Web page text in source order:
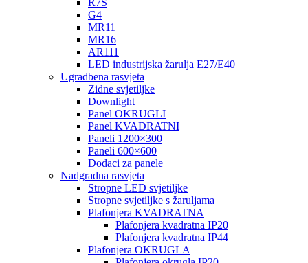
R7S
G4
MR11
MR16
AR111
LED industrijska žarulja E27/E40
Ugradbena rasvjeta
Zidne svjetiljke
Downlight
Panel OKRUGLI
Panel KVADRATNI
Paneli 1200×300
Paneli 600×600
Dodaci za panele
Nadgradna rasvjeta
Stropne LED svjetiljke
Stropne svjetiljke s žaruljama
Plafonjera KVADRATNA
Plafonjera kvadratna IP20
Plafonjera kvadratna IP44
Plafonjera OKRUGLA